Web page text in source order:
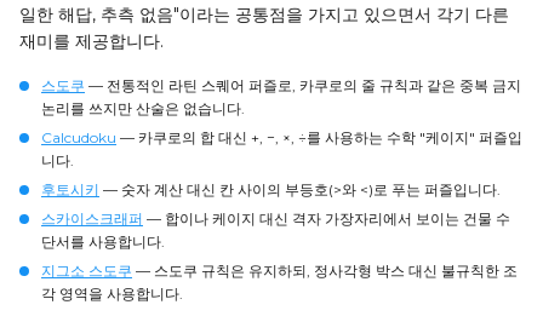
일한 해답, 추측 없음"이라는 공통점을 가지고 있으면서 각기 다른
재미를 제공합니다.
스도쿠 — 전통적인 라틴 스퀘어 퍼즐로, 카쿠로의 줄 규칙과 같은 중복 금지
논리를 쓰지만 산술은 없습니다.
Calcudoku — 카쿠로의 합 대신 +, −, ×, ÷를 사용하는 수학 "케이지" 퍼즐입
니다.
후토시키 — 숫자 계산 대신 칸 사이의 부등호(>와 <)로 푸는 퍼즐입니다.
스카이스크래퍼 — 합이나 케이지 대신 격자 가장자리에서 보이는 건물 수
단서를 사용합니다.
지그소 스도쿠 — 스도쿠 규칙은 유지하되, 정사각형 박스 대신 불규칙한 조
각 영역을 사용합니다.